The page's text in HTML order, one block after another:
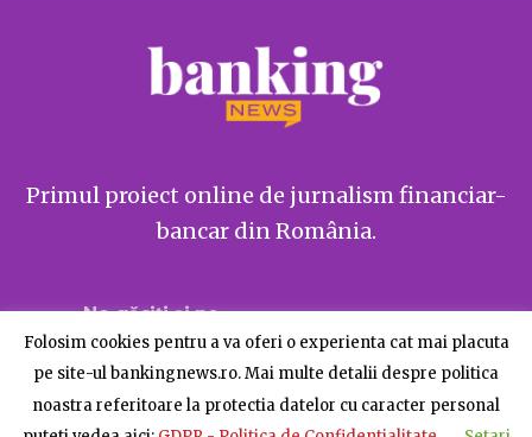
Primul proiect online de jurnalism financiar-
bancar din România.
Ne găsiți și pe
Folosim cookies pentru a va oferi o experienta cat mai placuta
pe site-ul bankingnews.ro. Mai multe detalii despre politica
noastra referitoare la protectia datelor cu caracter personal